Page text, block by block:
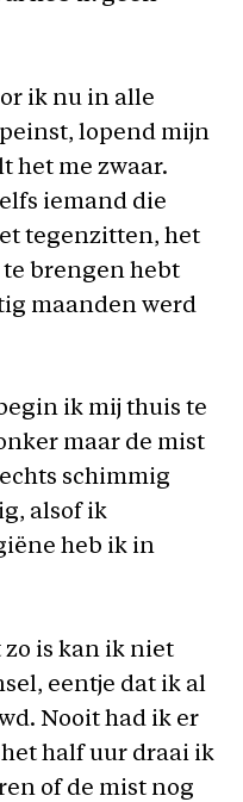
ik nu in alle
lopend mijn
het me zwaar.
iemand die
tegenzitten, het
te brengen hebt
maanden werd
ik mij thuis te
maar de mist
schimmig
alsof ik
heb ik in
zo is kan ik niet
eentje dat ik al
Nooit had ik er
half uur draai ik
of de mist nog